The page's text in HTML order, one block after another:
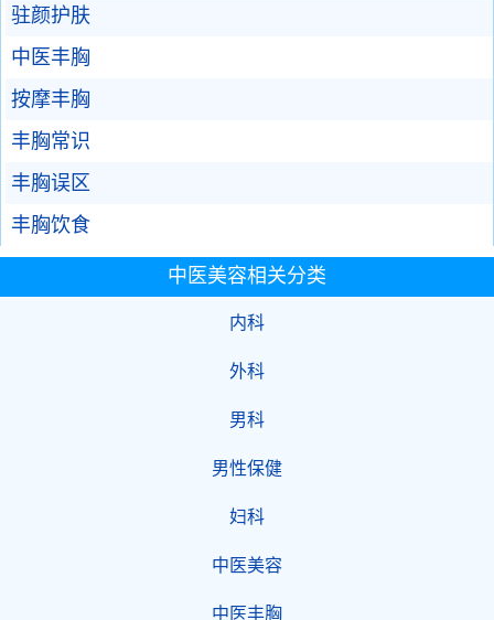
驻颜护肤
中医丰胸
按摩丰胸
丰胸常识
丰胸误区
丰胸饮食
中医美容相关分类
内科
外科
男科
男性保健
妇科
中医美容
中医丰胸